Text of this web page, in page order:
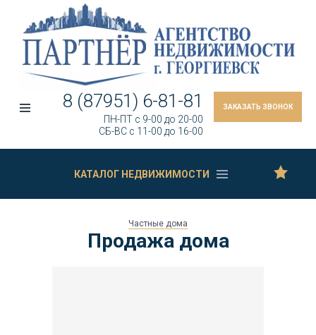
ЗАКАЗАТЬ ЗВОНОК
8 (87951) 6-81-81
ПН-ПТ c 9-00 до 20-00
СБ-ВС c 11-00 до 16-00
КАТАЛОГ НЕДВИЖИМОСТИ
Частные дома
Продажа дома